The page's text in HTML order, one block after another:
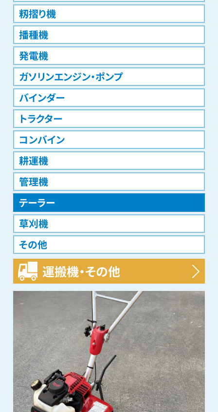
籾摺り機
播種機
発電機
ガソリンエンジン・ポンプ
バインダー
トラクター
コンバイン
耕運機
管理機
テーラー
草刈機
その他
運搬機・その他
すべて